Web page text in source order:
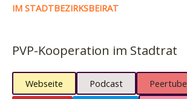
IM STADTBEZIRKSBEIRAT
PVP-Kooperation im Stadtrat
Webseite Podcast
Peertube